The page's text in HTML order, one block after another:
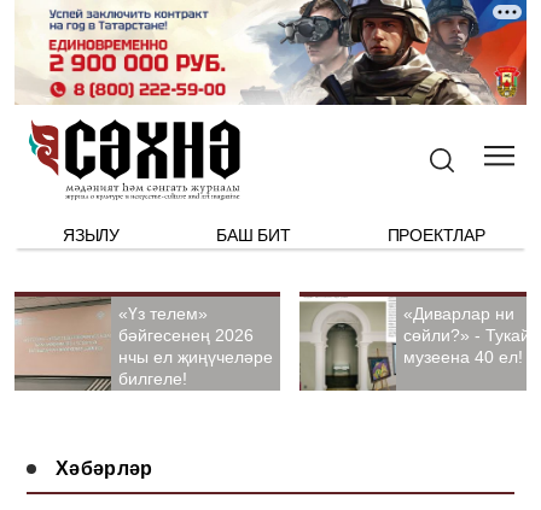
ЯЗЫЛУ БАШ БИТ ПРОЕКТЛАР
«Үз телем»
бәйгесенең 2026
нчы ел җиңүчеләре
билгеле!
«Диварлар ни
сөйли?» - Тукай
музеена 40 ел!
Хәбәрләр